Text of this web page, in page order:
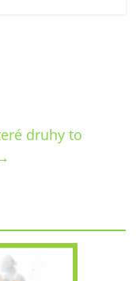
druhy to